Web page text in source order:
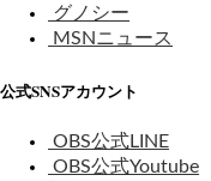
グノシー
MSNニュース
公式SNSアカウント
OBS公式LINE
OBS公式Youtube